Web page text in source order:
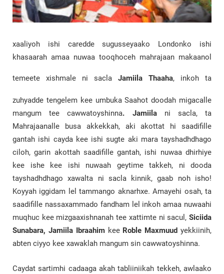
xaaliyoh ishi caredde sugusseyaako Londonko ishi
khasaarah amaa nuwaa tooqhoceh mahrajaan makaanol
temeete xishmale ni sacla Jamiila Thaaha, inkoh ta
zuhyadde tengelem kee umbuka Saahot doodah migacalle
mangum tee cawwatoyshinna. Jamiilani sacla, ta
Mahrajaanalle busa akkekkah, aki akottat hi saadifille
gantah ishi cayda kee ishi sugte aki mara tayshadhdhago
ciloh, garin akottah saadifille gantah, ishi nuwaa dhirhiye
kee ishe kee ishi nuwaah geytime takkeh, ni dooda
tayshadhdhago xawalta ni sacla kinnik, gaab noh isho!
Koyyah iggidam lel tammango aknarhxe. Amayehi osah, ta
saadifille nassaxammado fandham lel inkoh amaa nuwaahi
muqhuc kee mizgaaxishnanah tee xattimte ni sacul, Siciida
Sunabara, Jamiila Ibraahimkee Roble Maxmuud yekkiinih,
abten ciyyo kee xawaklah mangum sin cawwatoyshinna.
Caydat sartimhi cadaaga akah tabliiniikah tekkeh, awlaako